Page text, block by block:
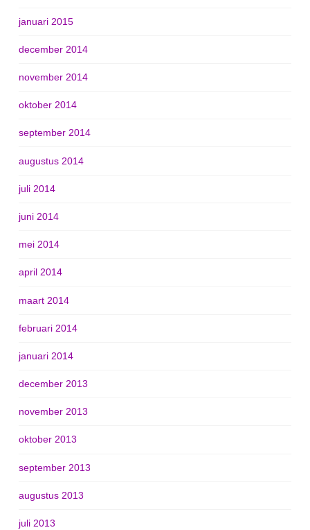
januari 2015
december 2014
november 2014
oktober 2014
september 2014
augustus 2014
juli 2014
juni 2014
mei 2014
april 2014
maart 2014
februari 2014
januari 2014
december 2013
november 2013
oktober 2013
september 2013
augustus 2013
juli 2013